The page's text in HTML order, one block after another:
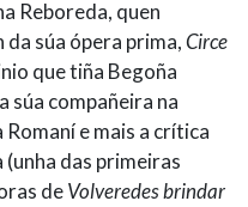
Reboreda, quen
súa ópera prima,Circe
que tiña Begoña
súa compañeira na
e mais a crítica
das primeiras
deVolveredes brindar